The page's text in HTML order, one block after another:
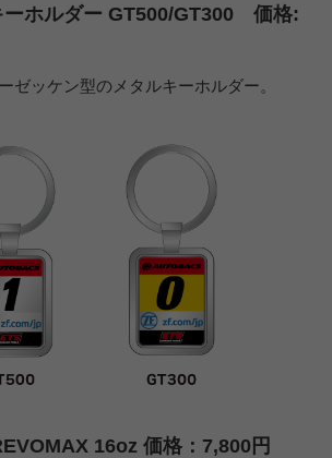
ーホルダー GT500/GT300 価格:
ゼッケン型のメタルキーホルダー。
16oz 価格：7,800円